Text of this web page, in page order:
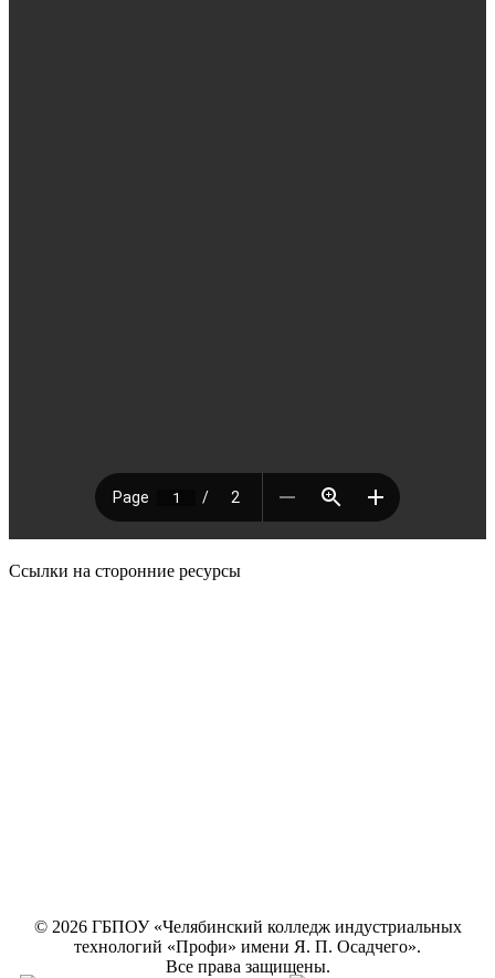
Ссылки на сторонние ресурсы
© 2026 ГБПОУ «Челябинский колледж индустриальных
технологий «Профи» имени Я. П. Осадчего».
Все права защищены.